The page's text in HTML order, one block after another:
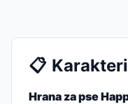
📋
Hrana za pse